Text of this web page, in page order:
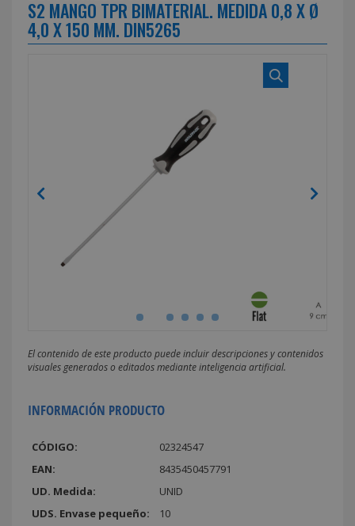
S2 MANGO TPR BIMATERIAL. MEDIDA 0,8 X Ø
4,0 X 150 MM. DIN5265
El contenido de este producto puede incluir descripciones y contenidos
visuales generados o editados mediante inteligencia artificial.
INFORMACIÓN PRODUCTO
CÓDIGO:
02324547
EAN:
8435450457791
UD. Medida:
UNID
UDS. Envase pequeño:
10